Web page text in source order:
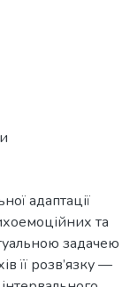
адаптації
та
задачею
її розв’язку —